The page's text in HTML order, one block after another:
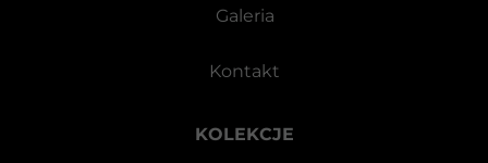
KOLEKCJE
Galeria
Kontakt